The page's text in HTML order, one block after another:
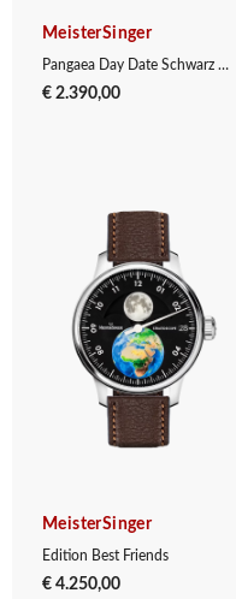
MeisterSinger
Pangaea Day Date Schwarz Gelb
€ 2.390,00
MeisterSinger
Edition Best Friends
€ 4.250,00